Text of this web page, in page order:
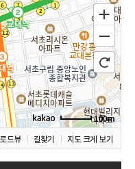
100m
로드뷰 길찾기 지도 크게 보기